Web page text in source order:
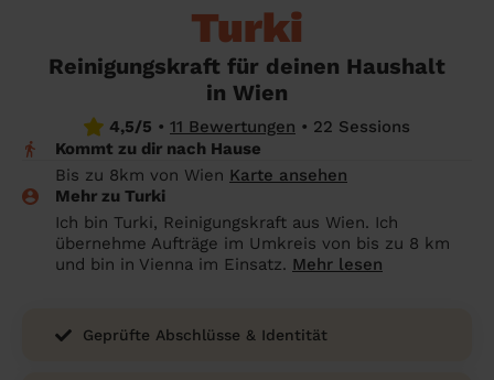
Turki
Reinigungskraft für deinen Haushalt
in Wien
4,5/5 • 11 Bewertungen • 22 Sessions
Kommt zu dir nach Hause
Bis zu 8km von Wien Karte ansehen
Mehr zu Turki
Ich bin Turki, Reinigungskraft aus Wien. Ich
übernehme Aufträge im Umkreis von bis zu 8 km
und bin in Vienna im Einsatz. Mehr lesen
Geprüfte Abschlüsse & Identität
Städte
Die Regionen
Unsere Artikel haushaltshilfe
Endreinigung Ferienwohnung: Was du
Kosten Haushaltshilfe 2026 in Österreich:
Was ist ein fairer Preis?
Putzhilfe finden: Die besten Alternativen
zu Helpling & Co.
Was macht eine Haushaltshilfe? Alles
über die Aufgaben einer Haushaltshilfe